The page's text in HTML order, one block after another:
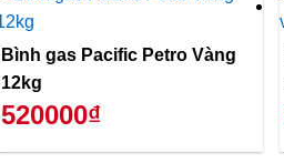
Bình gas Pacific Petro Vàng
12kg
520000₫